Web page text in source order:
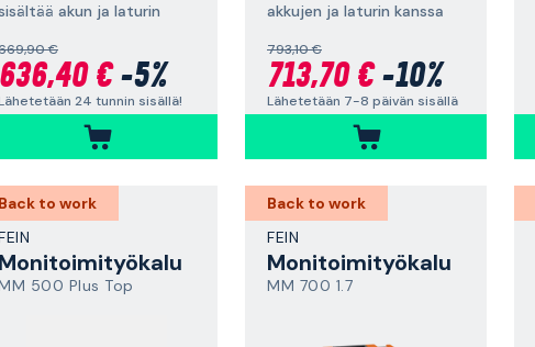
akun ja laturin
€
636,40 €-5%
24 tunnin sisällä!
akkujen ja laturin kanssa
793,10 €
713,70 €-10%
Lähetetään 7-8 päivän sisällä
Back to work
Monitoimityökalu
500 Plus Top
Back to work
FEIN
Monitoimityökalu
MM 700 1.7